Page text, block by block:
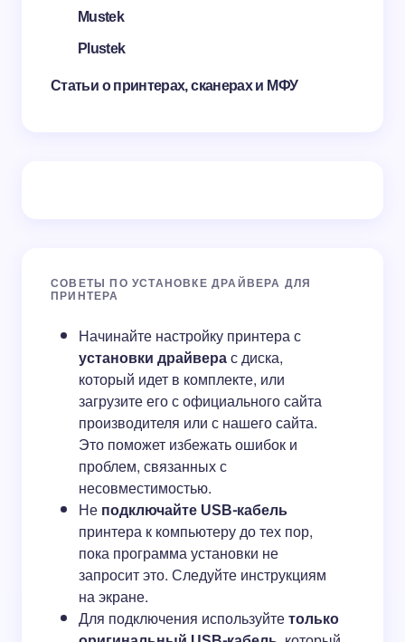
Mustek
Plustek
Статьи о принтерах, сканерах и МФУ
СОВЕТЫ ПО УСТАНОВКЕ ДРАЙВЕРА ДЛЯ
ПРИНТЕРА
Начинайте настройку принтера с
установки драйверас диска,
который идет в комплекте, или
загрузите его с официального сайта
производителя или с нашего сайта.
Это поможет избежать ошибок и
проблем, связанных с
несовместимостью.
Неподключайте USB-кабель
принтера к компьютеру до тех пор,
пока программа установки не
запросит это. Следуйте инструкциям
на экране.
Для подключения используйтетолько